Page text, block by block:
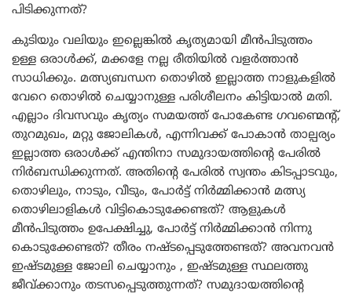
പിടിക്കുന്നത്?
കുടിയും വലിയും ഇല്ലെങ്കിൽ കൃത്യമായി മീൻപിടുത്തം
ഉള്ള ഒരാൾക്ക്, മക്കളേ നല്ല രീതിയിൽ വളർത്താൻ
സാധിക്കും. മത്സ്യബന്ധന തൊഴിൽ ഇല്ലാത്ത നാളുകളിൽ
വേറെ തൊഴിൽ ചെയ്യാനുള്ള പരിശീലനം കിട്ടിയാൽ മതി.
എല്ലാം ദിവസവും കൃത്യം സമയത്ത് പോകേണ്ട ഗവണ്മെന്റ്,
തുറമുഖം, മറ്റു ജോലികൾ, എന്നിവക്ക് പോകാൻ താല്പര്യം
ഇല്ലാത്ത ഒരാൾക്ക് എന്തിനാ സമുദായത്തിന്റെ പേരിൽ
നിർബന്ധിക്കുന്നത്. അതിന്റെ പേരിൽ സ്വന്തം കിടപ്പാടവും,
തൊഴിലും, നാടും, വീടും, പോർട്ട് നിർമ്മിക്കാൻ മത്സ്യ
തൊഴിലാളികൾ വിട്ടികൊടുക്കേണ്ടത്? ആളുകൾ
മീൻപിടുത്തം ഉപേക്ഷിച്ചു, പോർട്ട് നിർമ്മിക്കാൻ നിന്നു
കൊടുക്കേണ്ടത്? തീരം നഷ്ടപ്പെടുത്തേണ്ടത്? അവനവൻ
ഇഷ്ടമുള്ള ജോലി ചെയ്യാനും , ഇഷ്ടമുള്ള സ്ഥലത്തു
ജീവ്ക്കാനും തടസപ്പെടുത്തുന്നത്? സമുദായത്തിന്റെ